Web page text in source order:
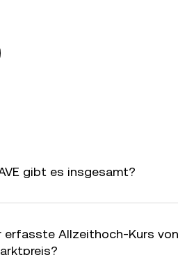
gibt es insgesamt?
Allzeithoch-Kurs von